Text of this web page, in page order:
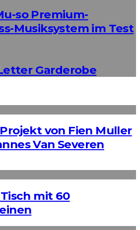
so Premium-
Musiksystem im Test
Garderobe
von Fien Muller
Van Severen
mit 60